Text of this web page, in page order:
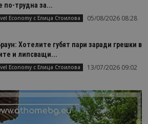
по-трудна за...
Economy с Елица Стоилова 05/08/2026 08:28
Хотелите губят пари заради грешки в
и липсващи...
Economy с Елица Стоилова 13/07/2026 09:02